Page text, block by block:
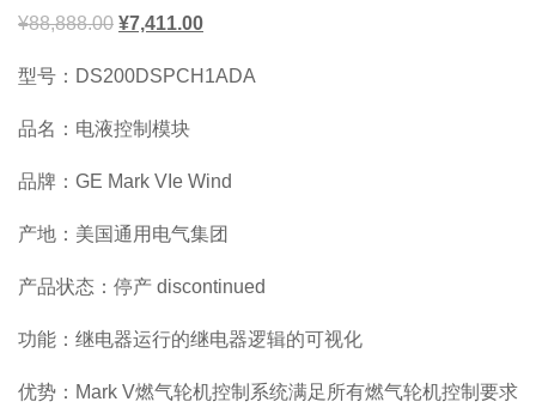
¥88,888.00 ¥7,411.00
型号：DS200DSPCH1ADA
品名：电液控制模块
品牌：GE Mark VIe Wind
产地：美国通用电气集团
产品状态：停产 discontinued
功能：继电器运行的继电器逻辑的可视化
优势：Mark V燃气轮机控制系统满足所有燃气轮机控制要求